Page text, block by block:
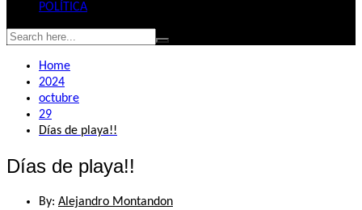
POLÍTICA
Home
2024
octubre
29
Días de playa!!
Días de playa!!
By: Alejandro Montandon